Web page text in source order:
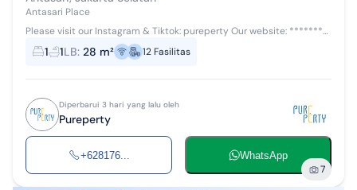
Antasari Place
Please visit our Instagram & Tiktok: pureperty Our website: ********
Thank you! For Rent, Luxury yet Cheapest Studio Room Antasari
Place Full Fur...
1 1LB: 28 m² 12 Fasilitas
Diperbarui 3 hari yang lalu oleh
Pureperty
+628176... WhatsApp
7